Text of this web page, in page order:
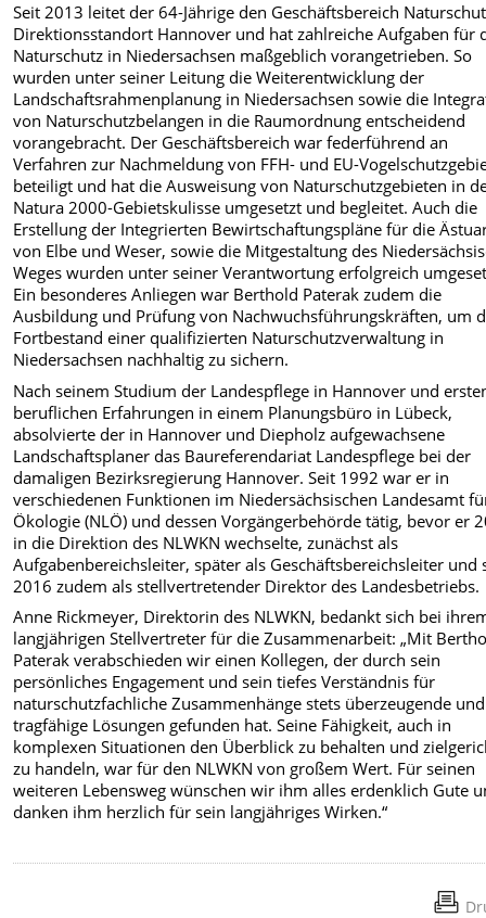
Seit 2013 leitet der 64-Jährige den Geschäftsbereich
Direktionsstandort Hannover und hat zahlreiche Aufgaben für
Naturschutz in Niedersachsen maßgeblich vorangetrieben. So
wurden unter seiner Leitung die Weiterentwicklung der
Landschaftsrahmenplanung in Niedersachsen sowie die
von Naturschutzbelangen in die Raumordnung entscheidend
vorangebracht. Der Geschäftsbereich war federführend an
Verfahren zur Nachmeldung von FFH- und EU-
beteiligt und hat die Ausweisung von Naturschutzgebieten in
Natura 2000-Gebietskulisse umgesetzt und begleitet. Auch die
Erstellung der Integrierten Bewirtschaftungspläne für die
von Elbe und Weser, sowie die Mitgestaltung des
Weges wurden unter seiner Verantwortung erfolgreich
Ein besonderes Anliegen war Berthold Paterak zudem die
Ausbildung und Prüfung von Nachwuchsführungskräften, um
Fortbestand einer qualifizierten Naturschutzverwaltung in
Niedersachsen nachhaltig zu sichern.
Nach seinem Studium der Landespflege in Hannover und
beruflichen Erfahrungen in einem Planungsbüro in Lübeck,
absolvierte der in Hannover und Diepholz aufgewachsene
Landschaftsplaner das Baureferendariat Landespflege bei der
damaligen Bezirksregierung Hannover. Seit 1992 war er in
verschiedenen Funktionen im Niedersächsischen Landesamt
Ökologie (NLÖ) und dessen Vorgängerbehörde tätig, bevor er
in die Direktion des NLWKN wechselte, zunächst als
Aufgabenbereichsleiter, später als Geschäftsbereichsleiter und
2016 zudem als stellvertretender Direktor des Landesbetriebs.
Anne Rickmeyer, Direktorin des NLWKN, bedankt sich bei
langjährigen Stellvertreter für die Zusammenarbeit: „Mit
Paterak verabschieden wir einen Kollegen, der durch sein
persönliches Engagement und sein tiefes Verständnis für
naturschutzfachliche Zusammenhänge stets überzeugende und
tragfähige Lösungen gefunden hat. Seine Fähigkeit, auch in
komplexen Situationen den Überblick zu behalten und
zu handeln, war für den NLWKN von großem Wert. Für seinen
weiteren Lebensweg wünschen wir ihm alles erdenklich Gute
danken ihm herzlich für sein langjähriges Wirken.“